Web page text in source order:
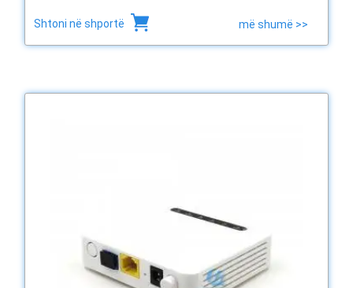
Shtoni në shportë më shumë >>